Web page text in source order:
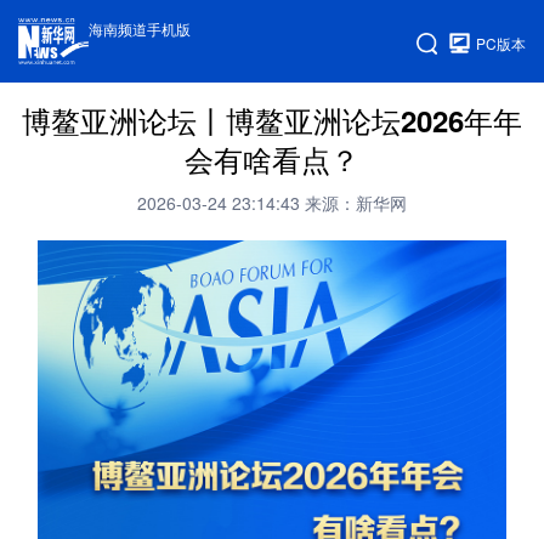
海南频道手机版
PC版本
博鳌亚洲论坛丨博鳌亚洲论坛2026年年
会有啥看点？
2026-03-24 23:14:43 来源：新华网